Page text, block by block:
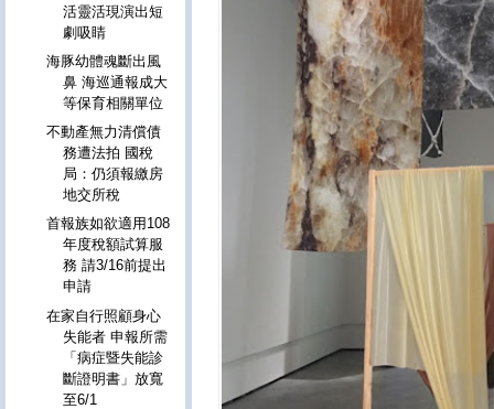
活靈活現演出短
劇吸睛
海豚幼體魂斷出風
鼻 海巡通報成大
等保育相關單位
不動產無力清償債
務遭法拍 國稅
局：仍須報繳房
地交所稅
首報族如欲適用108
年度稅額試算服
務 請3/16前提出
申請
在家自行照顧身心
失能者 申報所需
「病症暨失能診
斷證明書」放寬
至6/1